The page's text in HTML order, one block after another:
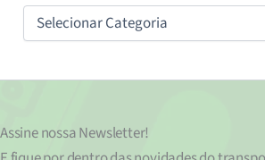
Assine nossaNewsletter!